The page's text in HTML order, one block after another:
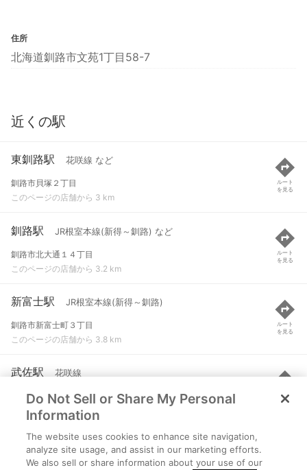
住所
北海道釧路市文苑1丁目58-7
近くの駅
東釧路駅 花咲線 など
釧路市貝塚２丁目
このページの店舗から 3 km
ルート
を見る
釧路駅 JR根室本線(新得～釧路) など
釧路市北大通１４丁目
このページの店舗から 3.2 km
ルート
を見る
新富士駅 JR根室本線(新得～釧路)
釧路市新富士町３丁目
このページの店舗から 3.8 km
ルート
を見る
武佐駅 花咲線
釧路市武佐４丁目
このページの店舗から 4.1 km
ルート
を見る
遠矢駅 JR釧網本線
釧路郡釧路町字遠矢
Do Not Sell or Share My Personal
Information
The website uses cookies to enhance site navigation,
analyze site usage, and assist in our marketing efforts.
We also sell or share information about your use of our